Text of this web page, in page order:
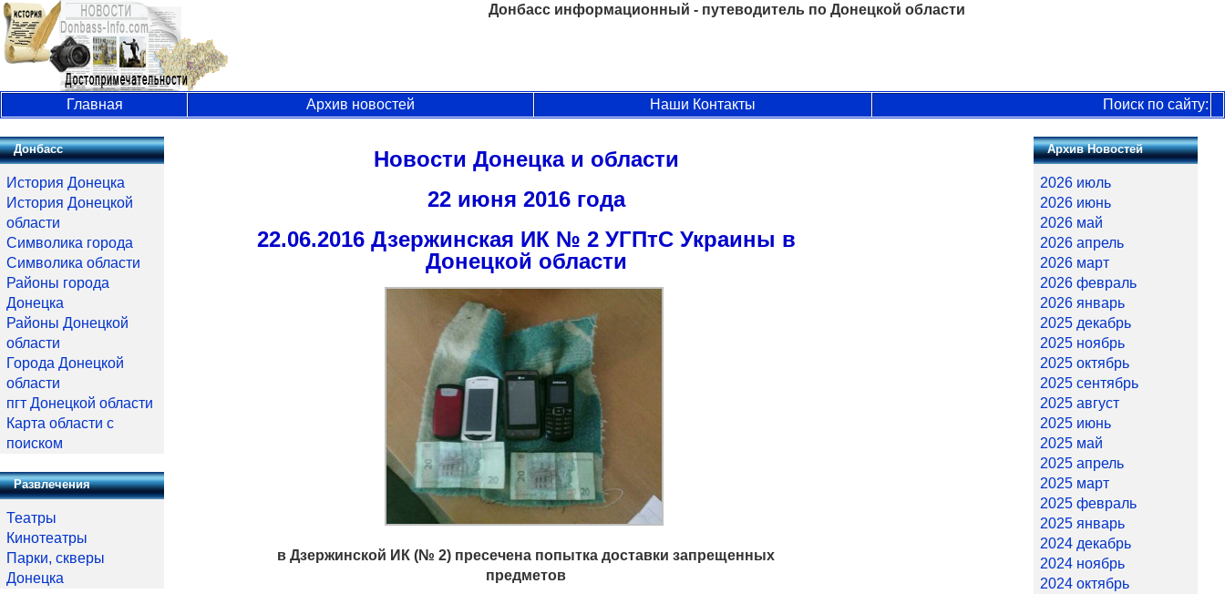
Донбасс информационный - путеводитель по Донецкой области
Главная Архив новостей Наши Контакты Поиск по сайту:
Новости Донецка и области
22 июня 2016 года
22.06.2016 Дзержинская ИК № 2 УГПтС Украины в
Донецкой области
в Дзержинской ИК (№ 2) пресечена попытка доставки запрещенных
предметов
Донбасс
История Донецка
История Донецкой
области
Символика города
Символика области
Районы города
Донецка
Районы Донецкой
области
Города Донецкой
области
пгт Донецкой области
Карта области с
поиском
Развлечения
Театры
Кинотеатры
Парки, скверы
Донецка
Архив Новостей
2026 июль
2026 июнь
2026 май
2026 апрель
2026 март
2026 февраль
2026 январь
2025 декабрь
2025 ноябрь
2025 октябрь
2025 сентябрь
2025 август
2025 июнь
2025 май
2025 апрель
2025 март
2025 февраль
2025 январь
2024 декабрь
2024 ноябрь
2024 октябрь